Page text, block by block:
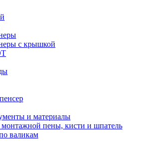
с крышкой
и материалы
монтажной пены, кисти и шпатель
валикам